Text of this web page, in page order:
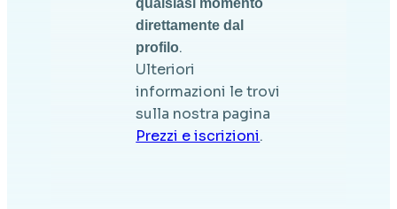
qualsiasi momento
direttamente dal
profilo.
Ulteriori
informazioni le trovi
sulla nostra pagina
Prezzi e iscrizioni.